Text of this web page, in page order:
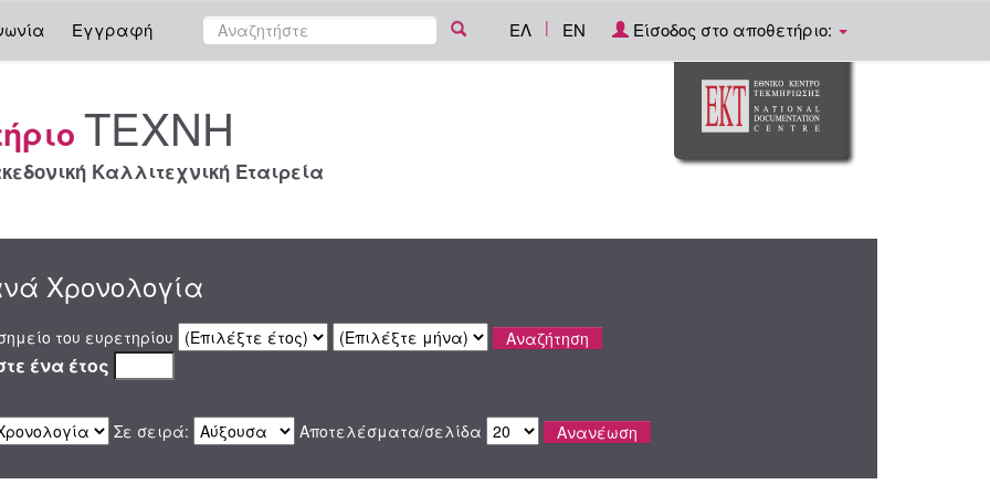
Εγγραφή ΕΛ | EN Είσοδος στο αποθετήριο:
ΤΕΧΝΗ
Καλλιτεχνική Εταιρεία
Χρονολογία
του ευρετηρίου
ένα έτος
Σε σειρά: Αποτελέσματα/σελίδα